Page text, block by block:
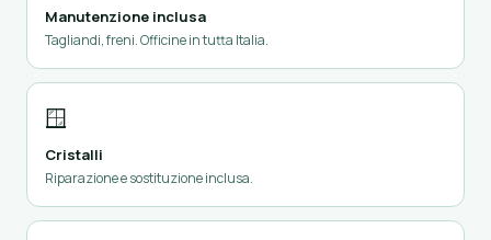
Manutenzione inclusa
Tagliandi, freni. Officine in tutta Italia.
🪟
Cristalli
Riparazione e sostituzione inclusa.